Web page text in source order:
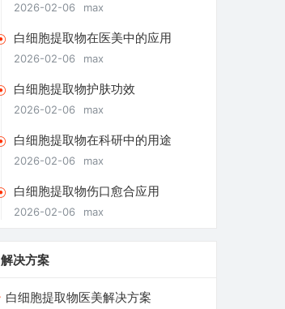
2026-02-06 max
白细胞提取物在医美中的应用
2026-02-06 max
白细胞提取物护肤功效
2026-02-06 max
白细胞提取物在科研中的用途
2026-02-06 max
白细胞提取物伤口愈合应用
2026-02-06 max
解决方案
白细胞提取物医美解决方案